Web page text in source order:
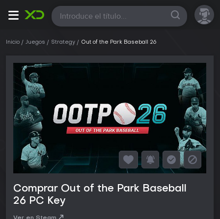
Todas
Inicio Juegos Strategy Out of the Park Baseball 26
Comprar Out of the Park Baseball
26 PC Key